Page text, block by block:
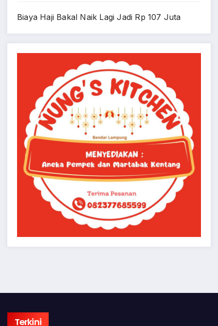
Biaya Haji Bakal Naik Lagi Jadi Rp 107 Juta
Terkini